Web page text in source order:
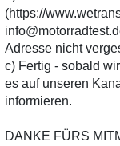
(https://
Adresse nicht
c) Fertig - sobald
es auf unseren
informieren.
DANKE FÜRS